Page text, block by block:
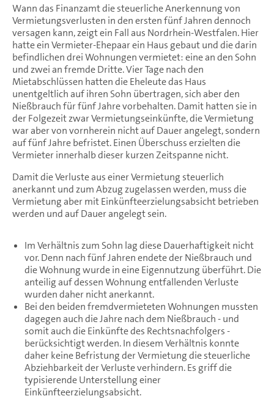
Wann das Finanzamt die steuerliche Anerkennung von
Vermietungsverlusten in den ersten fünf Jahren dennoch
versagen kann, zeigt ein Fall aus Nordrhein-Westfalen. Hier
hatte ein Vermieter-Ehepaar ein Haus gebaut und die darin
befindlichen drei Wohnungen vermietet: eine an den Sohn
und zwei an fremde Dritte. Vier Tage nach den
Mietabschlüssen hatten die Eheleute das Haus
unentgeltlich auf ihren Sohn übertragen, sich aber den
Nießbrauch für fünf Jahre vorbehalten. Damit hatten sie in
der Folgezeit zwar Vermietungseinkünfte, die Vermietung
war aber von vornherein nicht auf Dauer angelegt, sondern
auf fünf Jahre befristet. Einen Überschuss erzielten die
Vermieter innerhalb dieser kurzen Zeitspanne nicht.
Damit die Verluste aus einer Vermietung steuerlich
anerkannt und zum Abzug zugelassen werden, muss die
Vermietung aber mit Einkünfteerzielungsabsicht betrieben
werden und auf Dauer angelegt sein.
Im Verhältnis zum Sohn lag diese Dauerhaftigkeit nicht
vor. Denn nach fünf Jahren endete der Nießbrauch und
die Wohnung wurde in eine Eigennutzung überführt. Die
anteilig auf dessen Wohnung entfallenden Verluste
wurden daher nicht anerkannt.
Bei den beiden fremdvermieteten Wohnungen mussten
dagegen auch die Jahre nach dem Nießbrauch - und
somit auch die Einkünfte des Rechtsnachfolgers -
berücksichtigt werden. In diesem Verhältnis konnte
daher keine Befristung der Vermietung die steuerliche
Abziehbarkeit der Verluste verhindern. Es griff die
typisierende Unterstellung einer
Einkünfteerzielungsabsicht.